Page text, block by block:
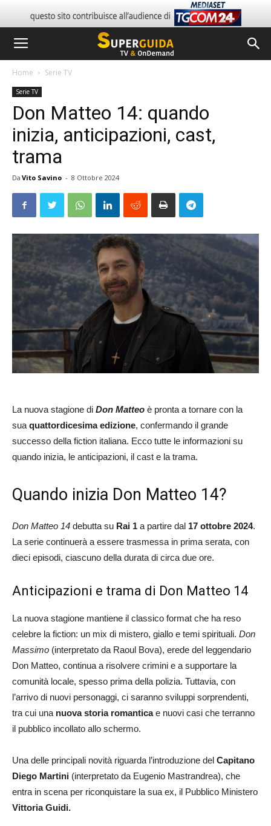
Home Serie TV
Serie TV
Don Matteo 14: quando
inizia, anticipazioni, cast,
trama
Da Vito Savino - 8 Ottobre 2024
La nuova stagione di Don Matteo è pronta a tornare con la
sua quattordicesima edizione, confermando il grande
successo della fiction italiana. Ecco tutte le informazioni su
quando inizia, le anticipazioni, il cast e la trama.
Quando inizia Don Matteo 14?
Don Matteo 14 debutta su Rai 1 a partire dal 17 ottobre 2024.
La serie continuerà a essere trasmessa in prima serata, con
dieci episodi, ciascuno della durata di circa due ore.
Anticipazioni e trama di Don Matteo 14
La nuova stagione mantiene il classico format che ha reso
celebre la fiction: un mix di mistero, giallo e temi spirituali. Don
Massimo (interpretato da Raoul Bova), erede del leggendario
Don Matteo, continua a risolvere crimini e a supportare la
comunità locale, spesso prima della polizia. Tuttavia, con
l’arrivo di nuovi personaggi, ci saranno sviluppi sorprendenti,
tra cui una nuova storia romanticae nuovi casi che terranno
il pubblico incollato allo schermo​.
Una delle principali novità riguarda l’introduzione del Capitano
Diego Martini (interpretato da Eugenio Mastrandrea), che
entra in scena per riconquistare la sua ex, il Pubblico Ministero
Vittoria Guidi.